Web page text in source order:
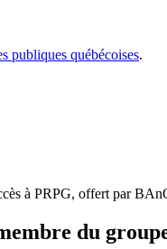
publiques québécoises.
à PRPG, offert par
du